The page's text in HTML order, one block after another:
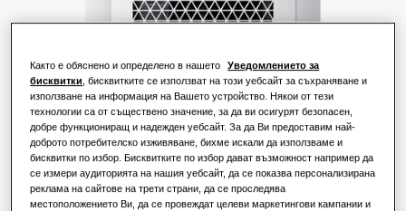
Какво е термопомпа и как работи?
Предимства на термопомпата
Какво е климатик и как работи?
РЕШЕНИЯ ЗА ТЪРГОВСКИ ОБЕКТИ
За хотели
Решения за климатизация
Решения за термопомпи
РЕШЕНИЯ ЗА ТЪРГОВСКИ СГРАДИ
Решения за климатизация
Продукти
Водещи продукти
За Samsung
КАПАЦИТЕТ: 5.6KW
Както е обяснено и определено в нашето
Уведомлението за
бисквитки , бисквитките се използват на този уебсайт за съхраняване и
използване на информация на Вашето устройство. Някои от тези
технологии са от съществено значение, за да ви осигурят безопасен,
добре функциониращ и надежден уебсайт. За да Ви предоставим най-
доброто потребителско изживяване, бихме искали да използваме и
бисквитки по избор. Бисквитките по избор дават възможност например да
се измери аудиторията на нашия уебсайт, да се показва персонализирана
реклама на сайтове на трети страни, да се проследява
местоположението Ви, да се провеждат целеви маркетингови кампании и